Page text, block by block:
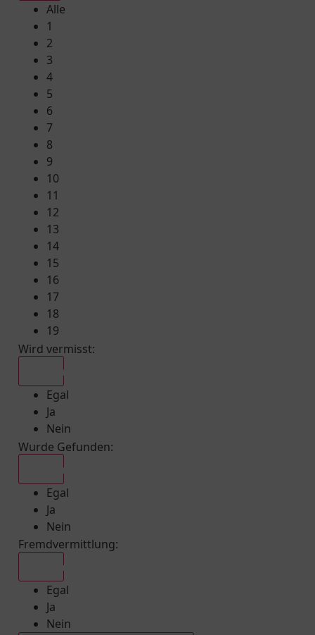
Alle
1
2
3
4
5
6
7
8
9
10
11
12
13
14
15
16
17
18
19
Wird vermisst:
Egal
Ja
Nein
Wurde Gefunden:
Egal
Ja
Nein
Fremdvermittlung:
Egal
Ja
Nein